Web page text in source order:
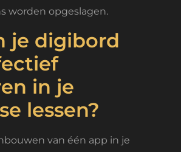
worden opgeslagen.
je digibord
in je
lessen?
van één app in je